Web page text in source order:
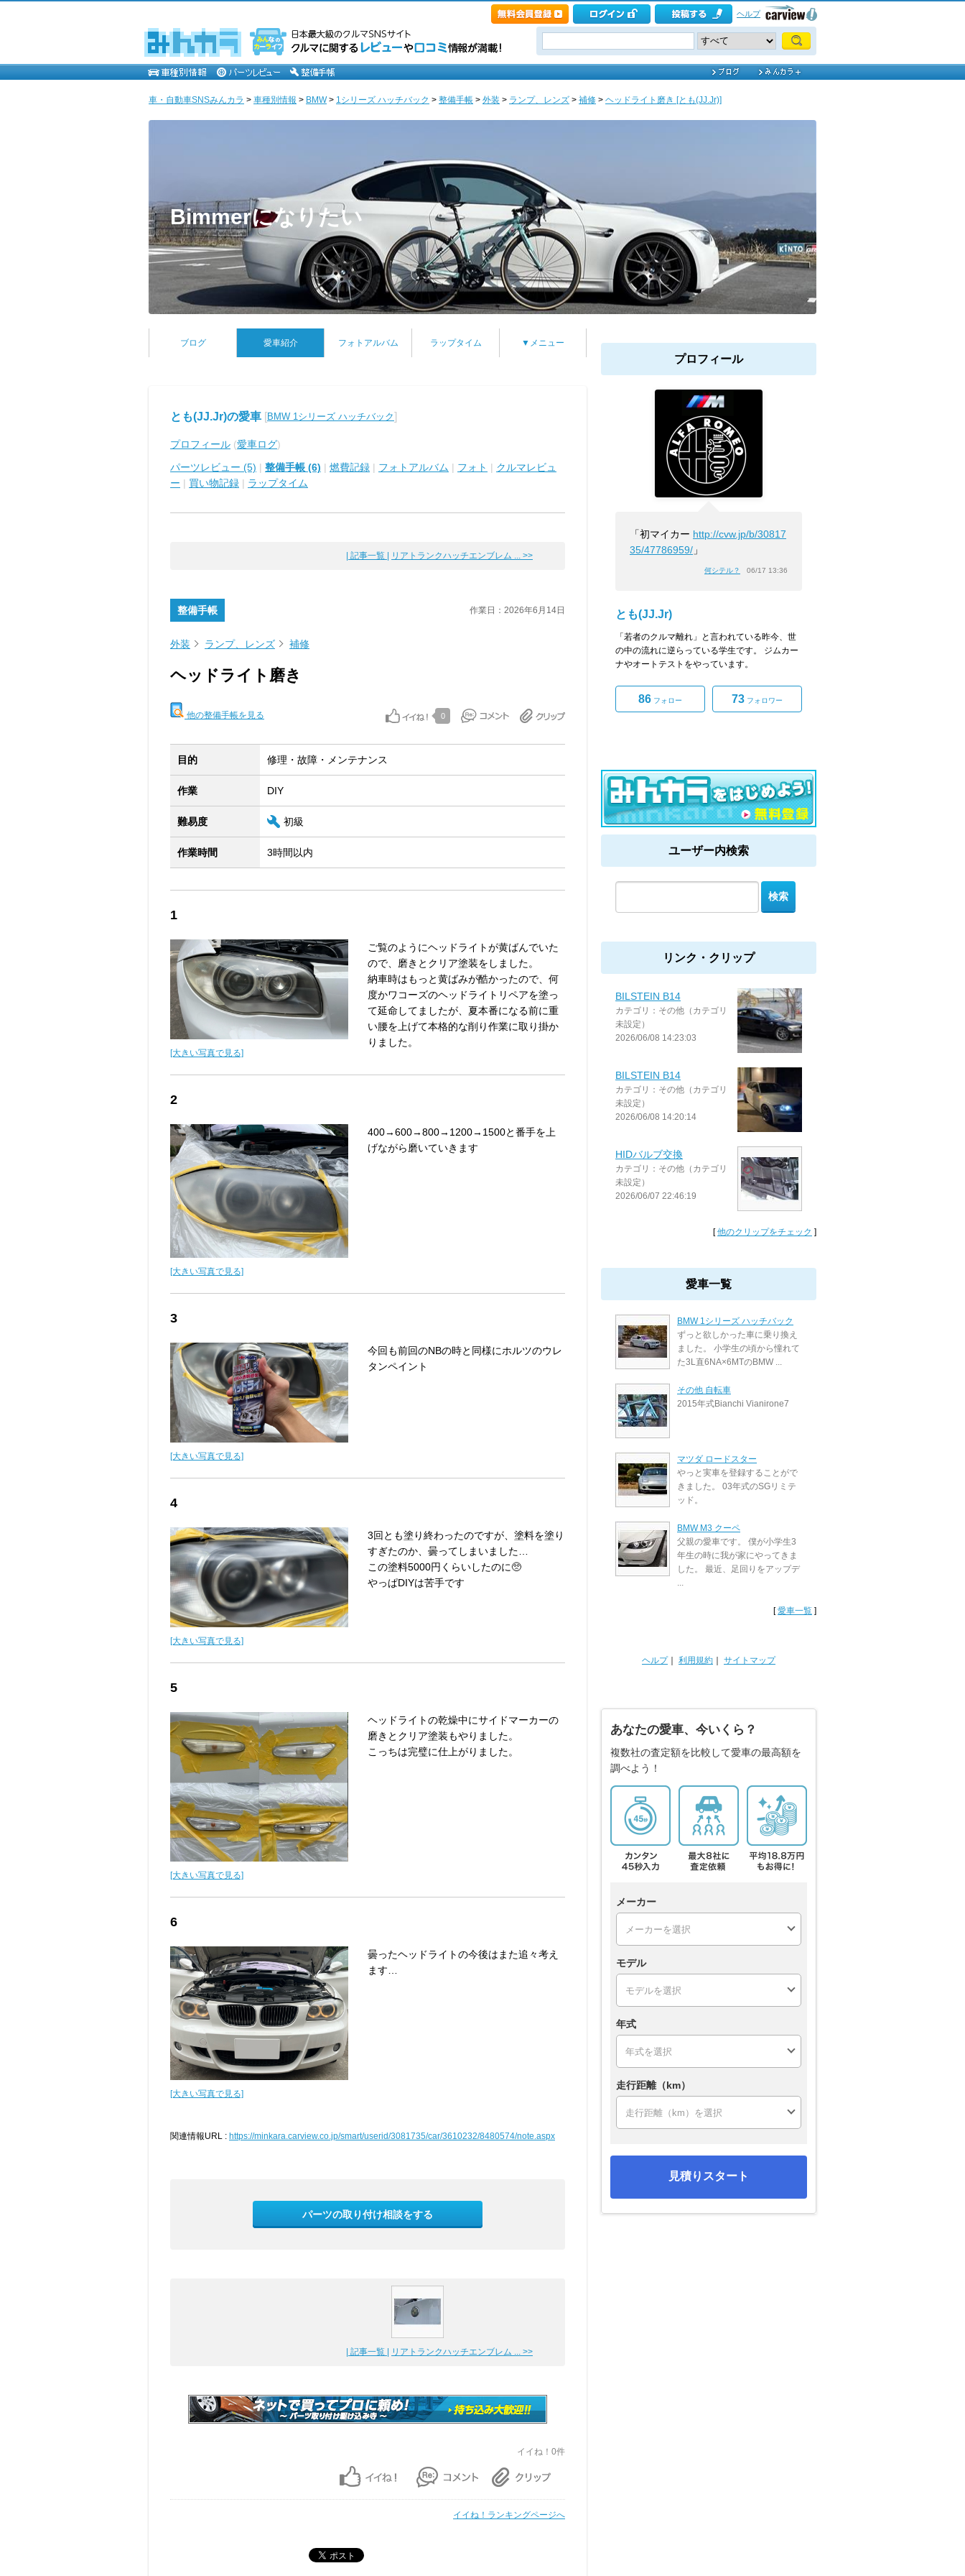
ヘルプ
車・自動車SNSみんカラ > 車種別情報 > BMW> 1シリーズ ハッチバック > 整備手帳 > 外装 > ランプ、レンズ > 補修 > ヘッドライト磨き [とも(JJ.Jr)]
Bimmerになりたい
ブログ 愛車紹介 フォトアルバム ラップタイム ▼メニュー
とも(JJ.Jr)の愛車 [BMW 1シリーズ ハッチバック]
プロフィール (愛車ログ)
パーツレビュー (5) | 整備手帳 (6) | 燃費記録 | フォトアルバム | フォト | クルマレビュ
ー | 買い物記録 | ラップタイム
| 記事一覧 | リアトランクハッチエンブレム ... >>
整備手帳 作業日：2026年6月14日
外装 ランプ、レンズ 補修
ヘッドライト磨き
他の整備手帳を見る 0
目的 修理・故障・メンテナンス
作業 DIY
難易度 初級
作業時間 3時間以内
1
[大きい写真で見る]
ご覧のようにヘッドライトが黄ばんでいた
ので、磨きとクリア塗装をしました。
納車時はもっと黄ばみが酷かったので、何
度かワコーズのヘッドライトリペアを塗っ
て延命してましたが、夏本番になる前に重
い腰を上げて本格的な削り作業に取り掛か
りました。
2
[大きい写真で見る]
400→600→800→1200→1500と番手を上
げながら磨いていきます
3
[大きい写真で見る]
今回も前回のNBの時と同様にホルツのウレ
タンペイント
4
[大きい写真で見る]
3回とも塗り終わったのですが、塗料を塗り
すぎたのか、曇ってしまいました…
この塗料5000円くらいしたのに🥺
やっぱDIYは苦手です
5
[大きい写真で見る]
ヘッドライトの乾燥中にサイドマーカーの
磨きとクリア塗装もやりました。
こっちは完璧に仕上がりました。
6
[大きい写真で見る]
曇ったヘッドライトの今後はまた追々考え
ます…
関連情報URL : https://minkara.carview.co.jp/smart/userid/3081735/car/3610232/8480574/note.aspx
パーツの取り付け相談をする
| 記事一覧 | リアトランクハッチエンブレム ... >>
イイね！0件
イイね！ランキングページへ
プロフィール
「初マイカー http://cvw.jp/b/30817
35/47786959/ 」
何シテル？ 06/17 13:36
とも(JJ.Jr)
「若者のクルマ離れ」と言われている昨今、世
の中の流れに逆らっている学生です。 ジムカー
ナやオートテストをやっています。
86 フォロー 73 フォロワー
ユーザー内検索
リンク・クリップ
BILSTEIN B14
カテゴリ：その他（カテゴリ
未設定）
2026/06/08 14:23:03
BILSTEIN B14
カテゴリ：その他（カテゴリ
未設定）
2026/06/08 14:20:14
HIDバルブ交換
カテゴリ：その他（カテゴリ
未設定）
2026/06/07 22:46:19
[他のクリップをチェック ]
愛車一覧
BMW 1シリーズ ハッチバック
ずっと欲しかった車に乗り換え
ました。 小学生の頃から憧れて
た3L直6NA×6MTのBMW ...
その他 自転車
2015年式Bianchi Vianirone7
マツダ ロードスター
やっと実車を登録することがで
きました。 03年式のSGリミテ
ッド。
BMW M3 クーペ
父親の愛車です。 僕が小学生3
年生の時に我が家にやってきま
した。 最近、足回りをアップデ
...
[愛車一覧 ]
ヘルプ｜ 利用規約 サイトマップ
あなたの愛車、今いくら？
複数社の査定額を比較して愛車の最高額を
調べよう！
メーカー
モデル
年式
走行距離（km）
見積りスタート